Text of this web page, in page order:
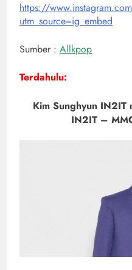
https://
utm_source=ig_embed
Sumber : Allkpop
Terdahulu:
Kim Sunghyun IN2IT
IN2IT –